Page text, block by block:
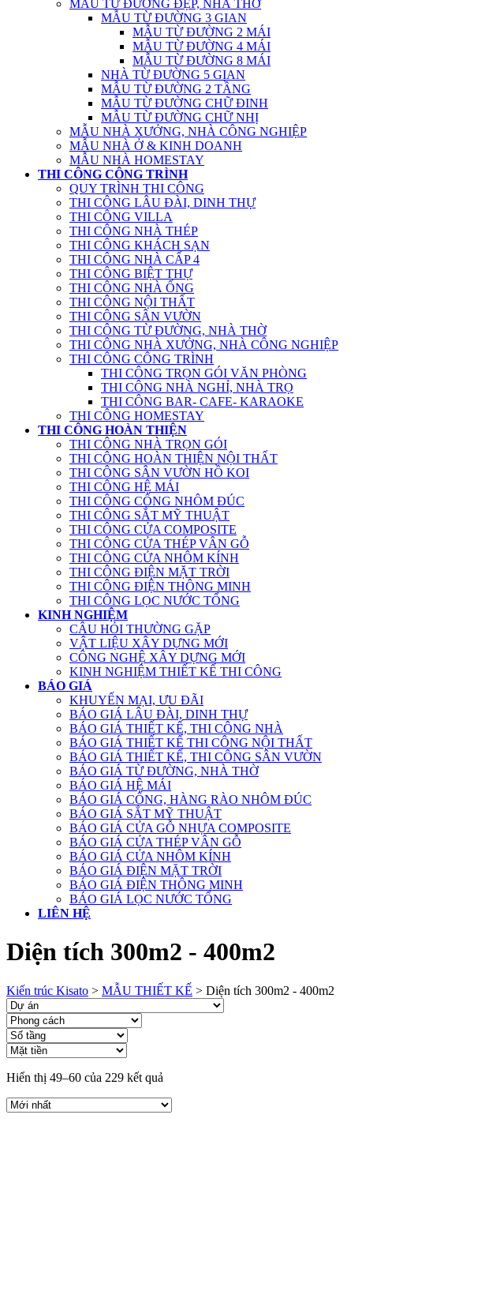
MẪU TỪ ĐƯỜNG ĐẸP, NHÀ THỜ
MẪU TỪ ĐƯỜNG 3 GIAN
MẪU TỪ ĐƯỜNG 2 MÁI
MẪU TỪ ĐƯỜNG 4 MÁI
MẪU TỪ ĐƯỜNG 8 MÁI
NHÀ TỪ ĐƯỜNG 5 GIAN
MẪU TỪ ĐƯỜNG 2 TẦNG
MẪU TỪ ĐƯỜNG CHỮ ĐINH
MẪU TỪ ĐƯỜNG CHỮ NHỊ
MẪU NHÀ XƯỞNG, NHÀ CÔNG NGHIỆP
MẪU NHÀ Ở & KINH DOANH
MẪU NHÀ HOMESTAY
THI CÔNG CÔNG TRÌNH
QUY TRÌNH THI CÔNG
THI CÔNG LÂU ĐÀI, DINH THỰ
THI CÔNG VILLA
THI CÔNG NHÀ THÉP
THI CÔNG KHÁCH SẠN
THI CÔNG NHÀ CẤP 4
THI CÔNG BIỆT THỰ
THI CÔNG NHÀ ỐNG
THI CÔNG NỘI THẤT
THI CÔNG SÂN VƯỜN
THI CÔNG TỪ ĐƯỜNG, NHÀ THỜ
THI CÔNG NHÀ XƯỞNG, NHÀ CÔNG NGHIỆP
THI CÔNG CÔNG TRÌNH
THI CÔNG TRỌN GÓI VĂN PHÒNG
THI CÔNG NHÀ NGHỈ, NHÀ TRỌ
THI CÔNG BAR- CAFE- KARAOKE
THI CÔNG HOMESTAY
THI CÔNG HOÀN THIỆN
THI CÔNG NHÀ TRỌN GÓI
THI CÔNG HOÀN THIỆN NỘI THẤT
THI CÔNG SÂN VƯỜN HỒ KOI
THI CÔNG HỆ MÁI
THI CÔNG CỔNG NHÔM ĐÚC
THI CÔNG SẮT MỸ THUẬT
THI CÔNG CỬA COMPOSITE
THI CÔNG CỬA THÉP VÂN GỖ
THI CÔNG CỬA NHÔM KÍNH
THI CÔNG ĐIỆN MẶT TRỜI
THI CÔNG ĐIỆN THÔNG MINH
THI CÔNG LỌC NƯỚC TỔNG
KINH NGHIỆM
CÂU HỎI THƯỜNG GẶP
VẬT LIỆU XÂY DỰNG MỚI
CÔNG NGHỆ XÂY DỰNG MỚI
KINH NGHIỆM THIẾT KẾ THI CÔNG
BÁO GIÁ
KHUYẾN MẠI, ƯU ĐÃI
BÁO GIÁ LÂU ĐÀI, DINH THỰ
BÁO GIÁ THIẾT KẾ, THI CÔNG NHÀ
BÁO GIÁ THIẾT KẾ THI CÔNG NỘI THẤT
BÁO GIÁ THIẾT KẾ, THI CÔNG SÂN VƯỜN
BÁO GIÁ TỪ ĐƯỜNG, NHÀ THỜ
BÁO GIÁ HỆ MÁI
BÁO GIÁ CỔNG, HÀNG RÀO NHÔM ĐÚC
BÁO GIÁ SẮT MỸ THUẬT
BÁO GIÁ CỬA GỖ NHỰA COMPOSITE
BÁO GIÁ CỬA THÉP VÂN GỖ
BÁO GIÁ CỬA NHÔM KÍNH
BÁO GIÁ ĐIỆN MẶT TRỜI
BÁO GIÁ ĐIỆN THÔNG MINH
BÁO GIÁ LỌC NƯỚC TỔNG
LIÊN HỆ
Diện tích 300m2 - 400m2
Kiến trúc Kisato > MẪU THIẾT KẾ > Diện tích 300m2 - 400m2
Hiển thị 49–60 của 229 kết quả